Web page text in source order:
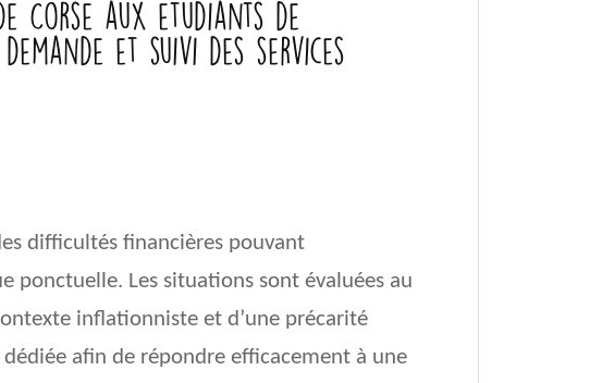
Corse aux étudiants de
et suivi des services
difficultés financières pouvant
Les situations sont évaluées au
inflationniste et d’une précarité
afin de répondre efficacement à une